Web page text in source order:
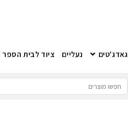
גאדג'טים נעליים ציוד לבית הספר